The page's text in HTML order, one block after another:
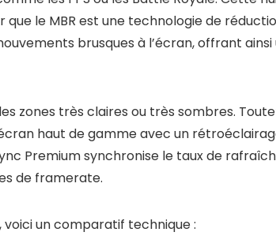
le MBR est une technologie de
brusques à l’écran, offrant ainsi
zones très claires ou très sombres.
haut de gamme avec un
Premium synchronise le taux de
de framerate.
voici un comparatif technique :